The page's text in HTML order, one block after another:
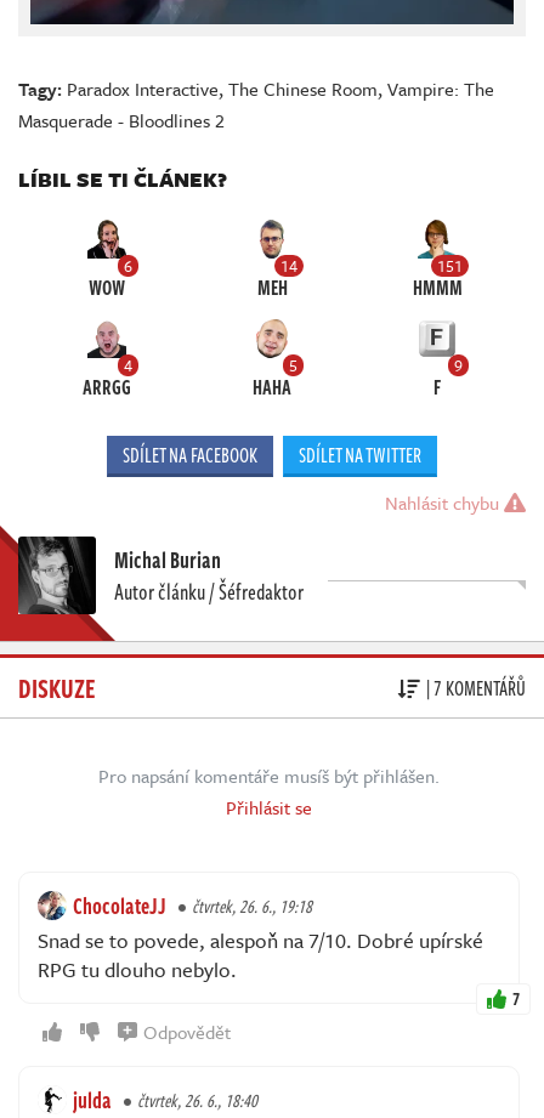
Tagy: Paradox Interactive,The Chinese Room,Vampire: The
Masquerade - Bloodlines 2
LÍBIL SE TI ČLÁNEK?
6
WOW
14
MEH
151
HMMM
4
ARRGG
5
HAHA
9
F
SDÍLET NA FACEBOOK SDÍLET NA TWITTER
Nahlásit chybu
Michal Burian
Autor článku / Šéfredaktor
DISKUZE | 7 KOMENTÁŘŮ
Pro napsání komentáře musíš být přihlášen.
Přihlásit se
ChocolateJJ čtvrtek, 26. 6., 19:18
Snad se to povede, alespoň na 7/10. Dobré upírské
RPG tu dlouho nebylo.
7
Odpovědět
julda čtvrtek, 26. 6., 18:40